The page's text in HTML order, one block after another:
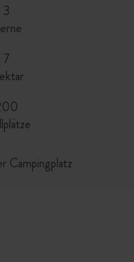
3
7
Campingplatz